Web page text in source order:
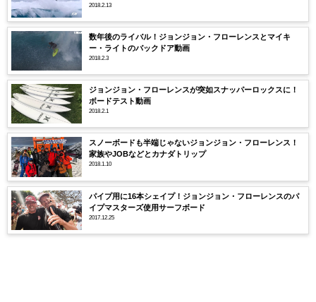
2018.2.13
数年後のライバル！ジョンジョン・フローレンスとマイキ
ー・ライトのバックドア動画
2018.2.3
ジョンジョン・フローレンスが突如スナッパーロックスに！
ボードテスト動画
2018.2.1
スノーボードも半端じゃないジョンジョン・フローレンス！
家族やJOBなどとカナダトリップ
2018.1.10
パイプ用に16本シェイプ！ジョンジョン・フローレンスのパ
イプマスターズ使用サーフボード
2017.12.25